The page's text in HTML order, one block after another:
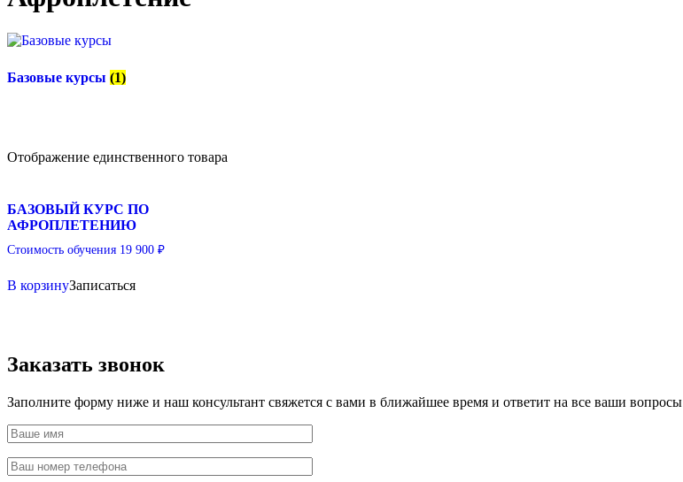
Базовые курсы (1)
Отображение единственного товара
БАЗОВЫЙ КУРС ПО
АФРОПЛЕТЕНИЮ
Стоимость обучения 19 900 ₽
В корзинуЗаписаться
Заказать звонок
Заполните форму ниже и наш консультант свяжется с вами в ближайшее время и ответит на все ваши вопросы